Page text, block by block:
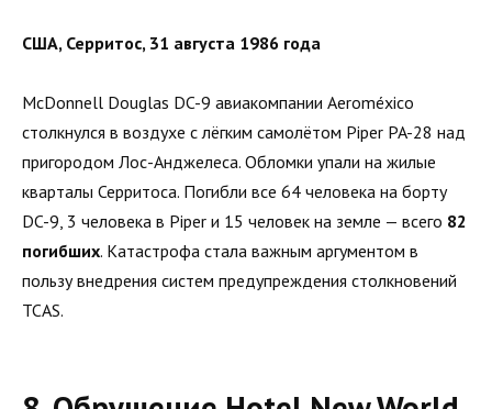
США, Серритос, 31 августа 1986 года
McDonnell Douglas DC-9 авиакомпании Aeroméxico
столкнулся в воздухе с лёгким самолётом Piper PA-28 над
пригородом Лос-Анджелеса. Обломки упали на жилые
кварталы Серритоса. Погибли все 64 человека на борту
DC-9, 3 человека в Piper и 15 человек на земле — всего 82
погибших. Катастрофа стала важным аргументом в
пользу внедрения систем предупреждения столкновений
TCAS.